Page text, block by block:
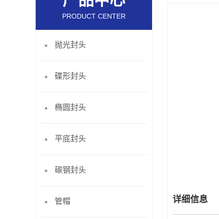
详细信息
PRODUCT CENTER
抛光封头
碟形封头
椭圆封头
平底封头
碳钢封头
管帽